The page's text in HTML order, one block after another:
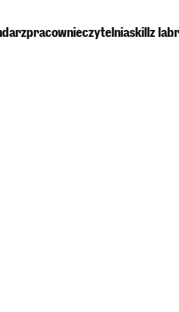
pracownieczytelniaskillz lab